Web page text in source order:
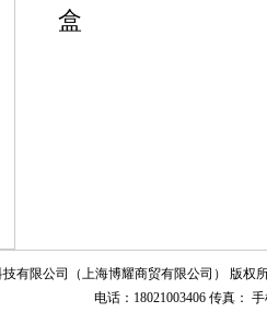
盒
有限公司（上海博耀商贸有限公司） 版权
电话：18021003406 传真：